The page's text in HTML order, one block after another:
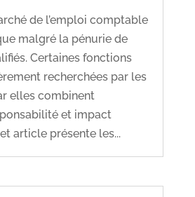
de l’emploi comptable
malgré la pénurie de
Certaines fonctions
recherchées par les
elles combinent
et impact
article présente les...